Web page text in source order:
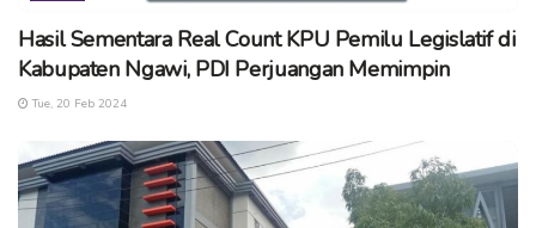
Hasil Sementara Real Count KPU Pemilu Legislatif di
Kabupaten Ngawi, PDI Perjuangan Memimpin
Tue, 20 Feb 2024